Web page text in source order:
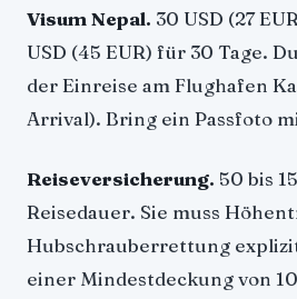
Visum Nepal. 30 USD (27
USD (45 EUR) für 30 Tage.
der Einreise am Flughafen
Arrival). Bring ein Passfoto
Reiseversicherung. 50 bis
Reisedauer. Sie muss
Hubschrauberrettung
einer Mindestdeckung von